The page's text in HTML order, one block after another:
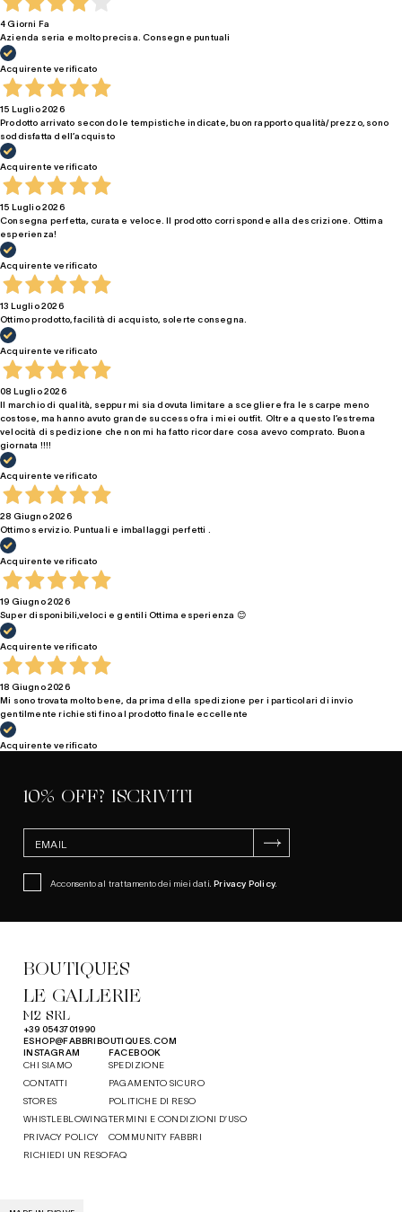
4 Giorni Fa
Azienda seria e molto precisa. Consegne puntuali
Acquirente verificato
15 Luglio 2026
Prodotto arrivato secondo le tempistiche indicate, buon rapporto qualità/prezzo, sono
soddisfatta dell’acquisto
Acquirente verificato
15 Luglio 2026
Consegna perfetta, curata e veloce. Il prodotto corrisponde alla descrizione. Ottima
esperienza!
Acquirente verificato
13 Luglio 2026
Ottimo prodotto, facilità di acquisto, solerte consegna.
Acquirente verificato
08 Luglio 2026
Il marchio di qualità, seppur mi sia dovuta limitare a scegliere fra le scarpe meno
costose, ma hanno avuto grande successo fra i miei outfit. Oltre a questo l’estrema
velocità di spedizione che non mi ha fatto ricordare cosa avevo comprato. Buona
giornata !!!!
Acquirente verificato
28 Giugno 2026
Ottimo servizio. Puntuali e imballaggi perfetti .
Acquirente verificato
19 Giugno 2026
Super disponibili,veloci e gentili Ottima esperienza 😊
Acquirente verificato
18 Giugno 2026
Mi sono trovata molto bene, da prima della spedizione per i particolari di invio
gentilmente richiesti fino al prodotto finale eccellente
Acquirente verificato
10% OFF? ISCRIVITI
Acconsento al trattamento dei miei dati.Privacy Policy
BOUTIQUES
LE GALLERIE
M2 SRL
+39 0543701990
ESHOP@FABBRIBOUTIQUES.COM
INSTAGRAM
FACEBOOK
CHI SIAMO
CONTATTI
STORES
WHISTLEBLOWING
PRIVACY POLICY
RICHIEDI UN RESO
SPEDIZIONE
PAGAMENTO SICURO
POLITICHE DI RESO
TERMINI E CONDIZIONI D’USO
COMMUNITY FABBRI
FAQ